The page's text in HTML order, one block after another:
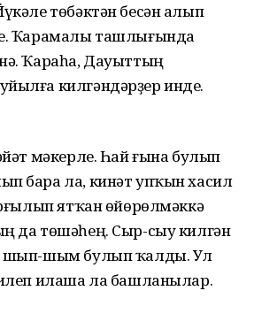
төбәктән бесән алып
Ҡарамалы ташлығында
Ҡараһа, Дауыттың
килгәндәрҙер инде.
мәкерле. Һай ғына булып
бара ла, кинәт упҡын хасил
ятҡан өйөрөлмәккә
да төшәһең. Сыр-сыу килгән
шып-шым булып ҡалды. Ул
илаша ла башланылар.